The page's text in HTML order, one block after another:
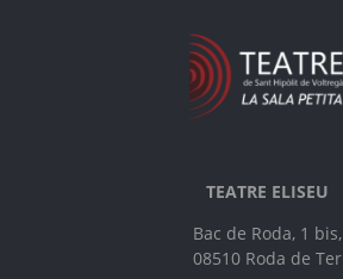
TEATRE ELISEU
Bac de Roda, 1 bis,
08510 Roda de Ter